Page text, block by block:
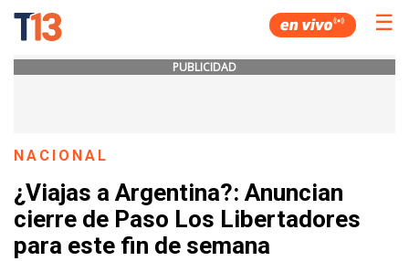
☰
PUBLICIDAD
NACIONAL
¿Viajas a Argentina?: Anuncian
cierre de Paso Los Libertadores
para este fin de semana